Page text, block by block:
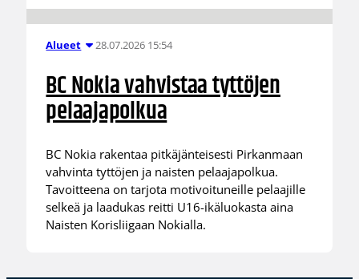
Alueet 28.07.2026 15:54
BC Nokia vahvistaa tyttöjen
pelaajapolkua
BC Nokia rakentaa pitkäjänteisesti Pirkanmaan
vahvinta tyttöjen ja naisten pelaajapolkua.
Tavoitteena on tarjota motivoituneille pelaajille
selkeä ja laadukas reitti U16-ikäluokasta aina
Naisten Korisliigaan Nokialla.